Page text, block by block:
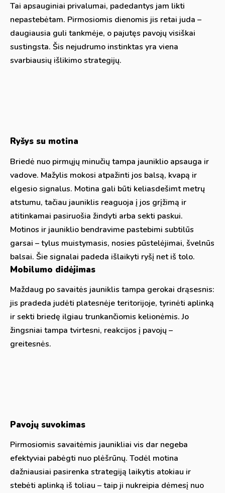
Tai apsauginiai privalumai, padedantys jam likti
nepastebėtam. Pirmosiomis dienomis jis retai juda –
daugiausia guli tankmėje, o pajutęs pavojų visiškai
sustingsta. Šis nejudrumo instinktas yra viena
svarbiausių išlikimo strategijų.
Ryšys su motina
Briedė nuo pirmųjų minučių tampa jauniklio apsauga ir
vadove. Mažylis mokosi atpažinti jos balsą, kvapą ir
elgesio signalus. Motina gali būti keliasdešimt metrų
atstumu, tačiau jauniklis reaguoja į jos grįžimą ir
atitinkamai pasiruošia žindyti arba sekti paskui.
Motinos ir jauniklio bendravime pastebimi subtilūs
garsai – tylus muistymasis, nosies pūstelėjimai, švelnūs
balsai. Šie signalai padeda išlaikyti ryšį net iš tolo.
Mobilumo didėjimas
Maždaug po savaitės jauniklis tampa gerokai drąsesnis:
jis pradeda judėti platesnėje teritorijoje, tyrinėti aplinką
ir sekti briedę ilgiau trunkančiomis kelionėmis. Jo
žingsniai tampa tvirtesni, reakcijos į pavojų –
greitesnės.
Pavojų suvokimas
Pirmosiomis savaitėmis jaunikliai vis dar negeba
efektyviai pabėgti nuo plėšrūnų. Todėl motina
dažniausiai pasirenka strategiją laikytis atokiau ir
stebėti aplinką iš toliau – taip ji nukreipia dėmesį nuo